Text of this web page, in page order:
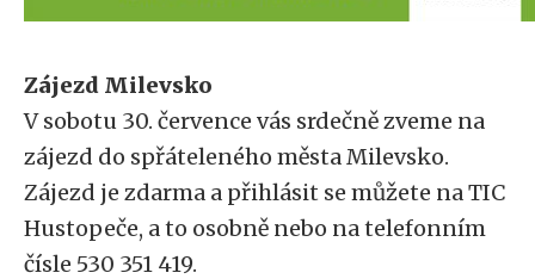
Zájezd Milevsko
V sobotu 30. července vás srdečně zveme na
zájezd do spřáteleného města Milevsko.
Zájezd je zdarma a přihlásit se můžete na TIC
Hustopeče, a to osobně nebo na telefonním
čísle 530 351 419.